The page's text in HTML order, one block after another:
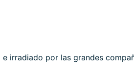
irradiado por las grandes